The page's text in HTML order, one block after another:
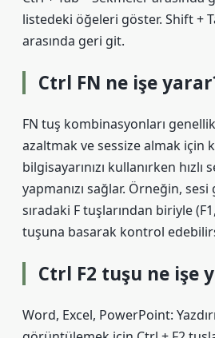
listedeki öğeleri göster. Shift +
arasında geri git.
Ctrl FN ne işe
FN tuş kombinasyonları
azaltmak ve sessize almak için
bilgisayarınızı kullanırken hızlı
yapmanızı sağlar. Örneğin,
sıradaki F tuşlarından biriyle
tuşuna basarak kontrol
Ctrl F2 tuşu ne işe
Word, Excel, PowerPoint: